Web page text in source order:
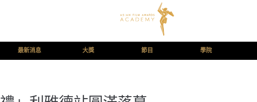
最新消息 大獎 節目 學院